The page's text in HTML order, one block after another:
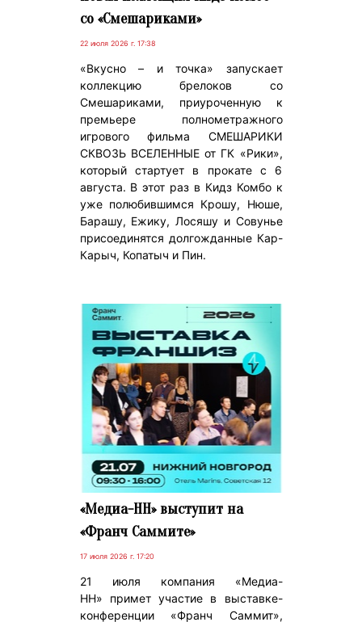
со «Смешариками»
22 июля 2026 г. 17:38
«Вкусно – и точка» запускает
коллекцию брелоков со
Смешариками, приуроченную к
премьере полнометражного
игрового фильма СМЕШАРИКИ
СКВОЗЬ ВСЕЛЕННЫЕ от ГК «Рики»,
который стартует в прокате с 6
августа. В этот раз в Кидз Комбо к
уже полюбившимся Крошу, Нюше,
Барашу, Ежику, Лосяшу и Совунье
присоединятся долгожданные Кар-
Карыч, Копатыч и Пин.
«Медиа-НН» выступит на
«Франч Саммите»
17 июля 2026 г. 17:20
21 июля компания «Медиа-
НН» примет участие в выставке-
конференции «Франч Саммит»,